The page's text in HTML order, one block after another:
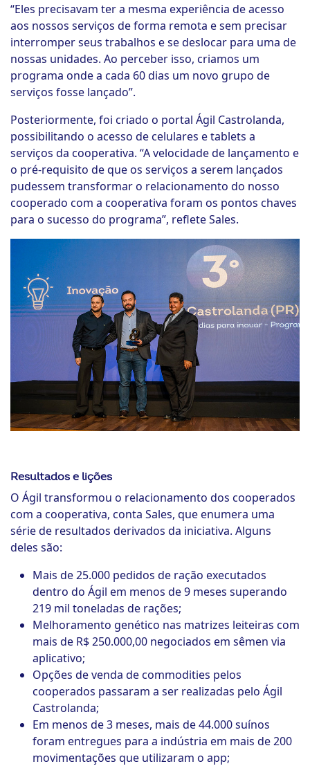
“Eles precisavam ter a mesma experiência de acesso
aos nossos serviços de forma remota e sem precisar
interromper seus trabalhos e se deslocar para uma de
nossas unidades. Ao perceber isso, criamos um
programa onde a cada 60 dias um novo grupo de
serviços fosse lançado”.
Posteriormente, foi criado o portal Ágil Castrolanda,
possibilitando o acesso de celulares e tablets a
serviços da cooperativa. “A velocidade de lançamento e
o pré-requisito de que os serviços a serem lançados
pudessem transformar o relacionamento do nosso
cooperado com a cooperativa foram os pontos chaves
para o sucesso do programa”, reflete Sales.
Resultados e lições
O Ágil transformou o relacionamento dos cooperados
com a cooperativa, conta Sales, que enumera uma
série de resultados derivados da iniciativa. Alguns
deles são:
Mais de 25.000 pedidos de ração executados
dentro do Ágil em menos de 9 meses superando
219 mil toneladas de rações;
Melhoramento genético nas matrizes leiteiras com
mais de R$ 250.000,00 negociados em sêmen via
aplicativo;
Opções de venda de commodities pelos
cooperados passaram a ser realizadas pelo Ágil
Castrolanda;
Em menos de 3 meses, mais de 44.000 suínos
foram entregues para a indústria em mais de 200
movimentações que utilizaram o app;